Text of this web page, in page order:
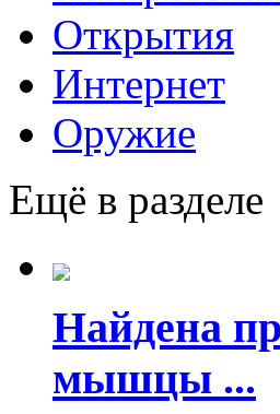
Открытия
Интернет
Оружие
Ещё в разделе
Найдена
мышцы ...